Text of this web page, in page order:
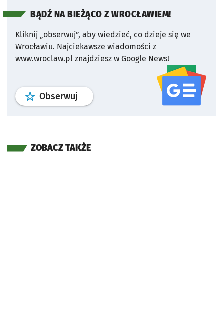
BĄDŹ NA BIEŻĄCO Z WROCŁAWIEM!
Kliknij „obserwuj”, aby wiedzieć, co dzieje się we
Wrocławiu. Najciekawsze wiadomości z
www.wroclaw.pl znajdziesz w Google News!
Obserwuj profil serwisu
ZOBACZ TAKŻE